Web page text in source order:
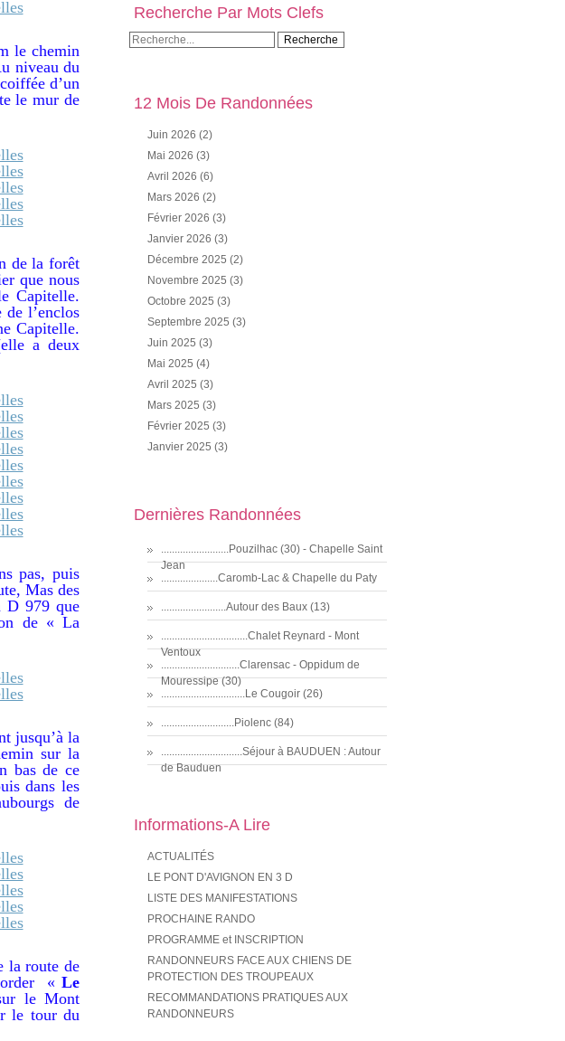
le chemin
niveau du
d’un
le mur de
de la forêt
que nous
Capitelle.
l’enclos
Capitelle.
a deux
pas, puis
Mas des
D 979 que
de « La
jusqu’à la
sur la
bas de ce
dans les
de
la route de
« Le
le Mont
le tour du
Recherche Par Mots Clefs
12 Mois De Randonnées
Juin 2026 (2)
Mai 2026 (3)
Avril 2026 (6)
Mars 2026 (2)
Février 2026 (3)
Janvier 2026 (3)
Décembre 2025 (2)
Novembre 2025 (3)
Octobre 2025 (3)
Septembre 2025 (3)
Juin 2025 (3)
Mai 2025 (4)
Avril 2025 (3)
Mars 2025 (3)
Février 2025 (3)
Janvier 2025 (3)
Dernières Randonnées
.........................Pouzilhac (30) - Chapelle Saint
Jean
.....................Caromb-Lac & Chapelle du Paty
........................Autour des Baux (13)
................................Chalet Reynard - Mont
Ventoux
.............................Clarensac - Oppidum de
Mouressipe (30)
...............................Le Cougoir (26)
...........................Piolenc (84)
..............................Séjour à BAUDUEN : Autour
de Bauduen
Informations-A Lire
ACTUALITÉS
LE PONT D'AVIGNON EN 3 D
LISTE DES MANIFESTATIONS
PROCHAINE RANDO
PROGRAMME et INSCRIPTION
RANDONNEURS FACE AUX CHIENS DE
PROTECTION DES TROUPEAUX
RECOMMANDATIONS PRATIQUES AUX
RANDONNEURS